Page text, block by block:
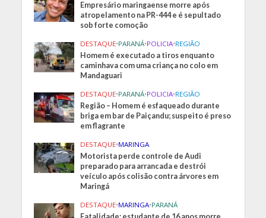
Empresário maringaense morre após
atropelamento na PR-444 e é sepultado
sob forte comoção
DESTAQUE•PARANÁ•POLICIA•REGIÃO
Homem é executado a tiros enquanto
caminhava com uma criança no colo em
Mandaguari
DESTAQUE•PARANÁ•POLICIA•REGIÃO
Região – Homem é esfaqueado durante
briga em bar de Paiçandu; suspeito é preso
em flagrante
DESTAQUE•MARINGA
Motorista perde controle de Audi
preparado para arrancada e destrói
veículo após colisão contra árvores em
Maringá
DESTAQUE•MARINGA•PARANÁ